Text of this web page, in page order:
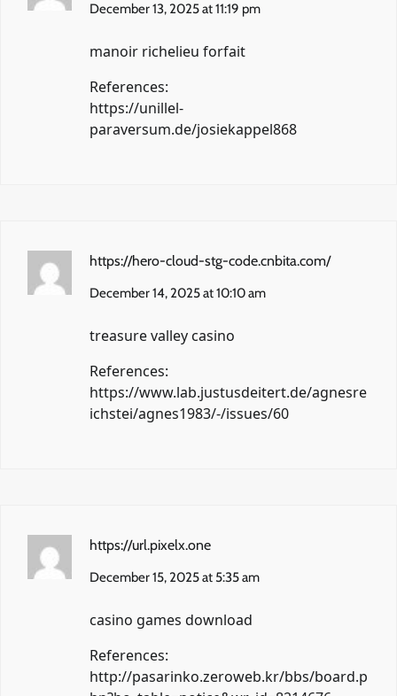
December 13, 2025 at 11:19 pm
manoir richelieu forfait
References:
https://unillel-
paraversum.de/josiekappel868
https://hero-cloud-stg-code.cnbita.com/
December 14, 2025 at 10:10 am
treasure valley casino
References:
https://www.lab.justusdeitert.de/agnesre
ichstei/agnes1983/-/issues/60
https://url.pixelx.one
December 15, 2025 at 5:35 am
casino games download
References:
http://pasarinko.zeroweb.kr/bbs/board.p